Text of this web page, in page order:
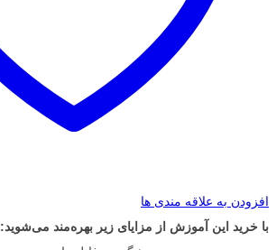
افزودن به علاقه مندی ها
با خرید این آموزش از مزایای زیر بهره‌مند می‌شوید: